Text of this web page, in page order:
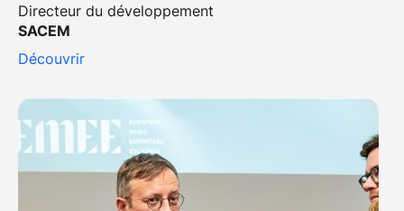
Directeur du développement
SACEM
Découvrir